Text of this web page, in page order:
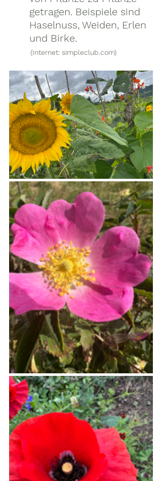
getragen. Beispiele sind
Haselnuss, Weiden, Erlen
und Birke.
(Internet: simpleclub.com)